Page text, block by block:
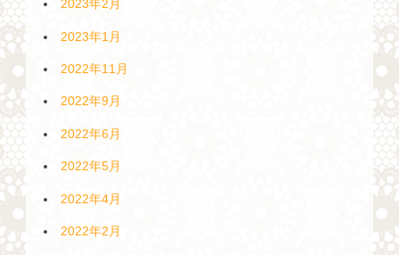
2023年2月
2023年1月
2022年11月
2022年9月
2022年6月
2022年5月
2022年4月
2022年2月